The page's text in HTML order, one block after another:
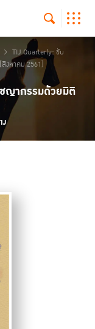
TIJ Quarterly: ขับ
งหาคม 2561]
ญากรรมด้วยมิติ